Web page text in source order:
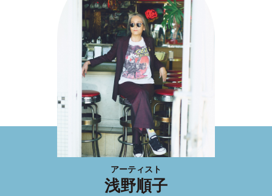
アーティスト
浅野順子